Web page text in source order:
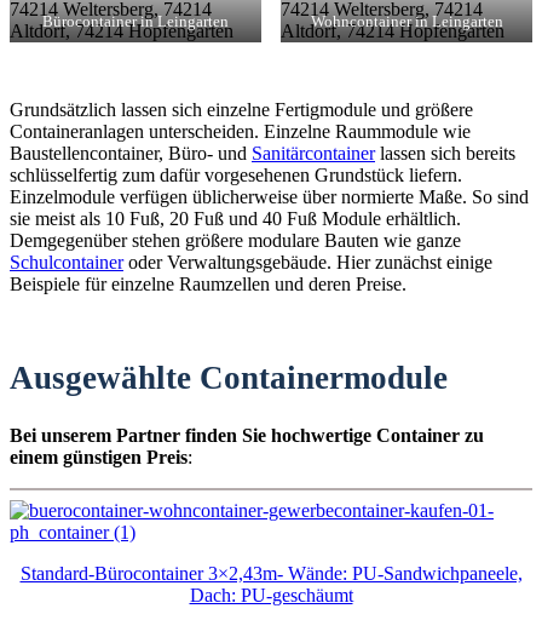
Bürocontainer in Leingarten Wohncontainer in Leingarten
Grundsätzlich lassen sich einzelne Fertigmodule und größere
Containeranlagen unterscheiden. Einzelne Raummodule wie
Baustellencontainer, Büro- und Sanitärcontainerlassen sich bereits
schlüsselfertig zum dafür vorgesehenen Grundstück liefern.
Einzelmodule verfügen üblicherweise über normierte Maße. So sind
sie meist als 10 Fuß, 20 Fuß und 40 Fuß Module erhältlich.
Demgegenüber stehen größere modulare Bauten wie ganze
Schulcontaineroder Verwaltungsgebäude. Hier zunächst einige
Beispiele für einzelne Raumzellen und deren Preise.
Ausgewählte Containermodule
Bei unserem Partner finden Sie hochwertige Container zu
einem günstigen Preis:
Standard-Bürocontainer 3×2,43m- Wände: PU-Sandwichpaneele,
Dach: PU-geschäumt